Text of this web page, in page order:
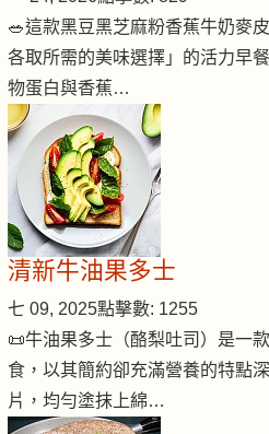
🥗這款黑豆黑芝麻粉香蕉牛奶麥
各取所需的美味選擇」的活力早
物蛋白與香蕉…
清新牛油果多士
七 09, 2025點擊數: 1255
📜牛油果多士（酪梨吐司）是一
食，以其簡約卻充滿營養的特點
片，均勻塗抹上綿…